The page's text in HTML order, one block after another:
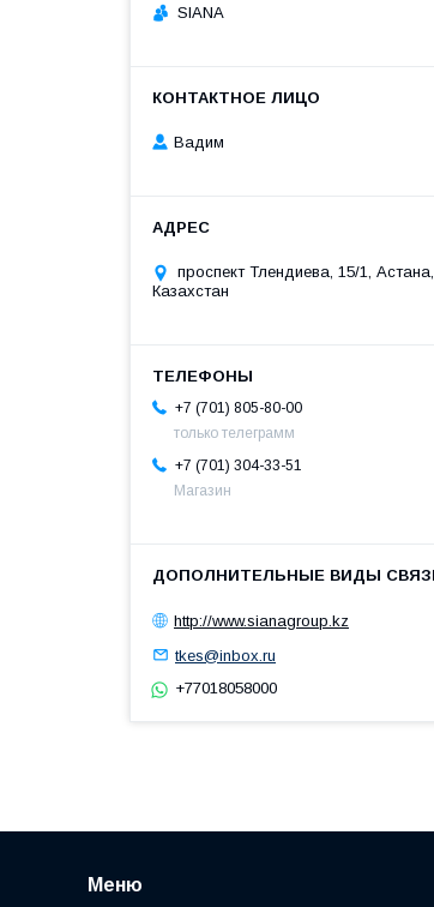
SIANA
Вадим
проспект Тлендиева, 15/1, Астана,
Казахстан
+7 (701) 805-80-00
только телеграмм
+7 (701) 304-33-51
Магазин
http://www.sianagroup.kz
tkes@inbox.ru
+77018058000
Меню